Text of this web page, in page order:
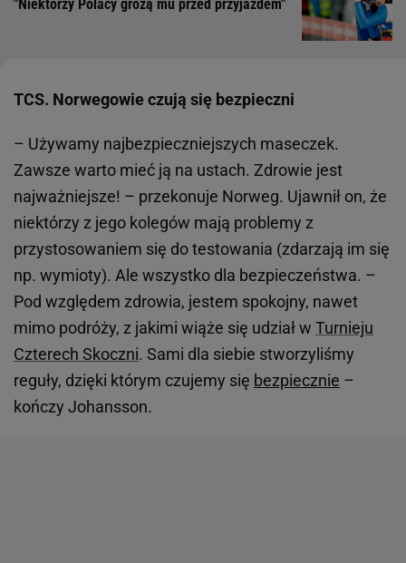
"Niektórzy Polacy grożą mu przed przyjazdem"
TCS. Norwegowie czują się bezpieczni
– Używamy najbezpieczniejszych maseczek.
Zawsze warto mieć ją na ustach. Zdrowie jest
najważniejsze! – przekonuje Norweg. Ujawnił on, że
niektórzy z jego kolegów mają problemy z
przystosowaniem się do testowania (zdarzają im się
np. wymioty). Ale wszystko dla bezpieczeństwa. –
Pod względem zdrowia, jestem spokojny, nawet
mimo podróży, z jakimi wiąże się udział w Turnieju
Czterech Skoczni. Sami dla siebie stworzyliśmy
reguły, dzięki którym czujemy się bezpiecznie –
kończy Johansson.